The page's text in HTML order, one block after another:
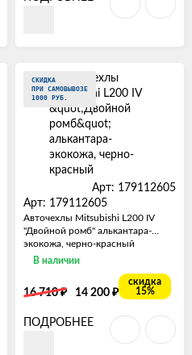
СКИДКА
ПРИ САМОВЫВОЗЕ
1000 РУБ.
Арт: 179112605
Арт: 179112605
Авточехлы Mitsubishi L200 IV
"Двойной ромб" алькантара-
экокожа, черно-красный
В наличии
16 710₽ 14 200 ₽
скидка
15%
ПОДРОБНЕЕ